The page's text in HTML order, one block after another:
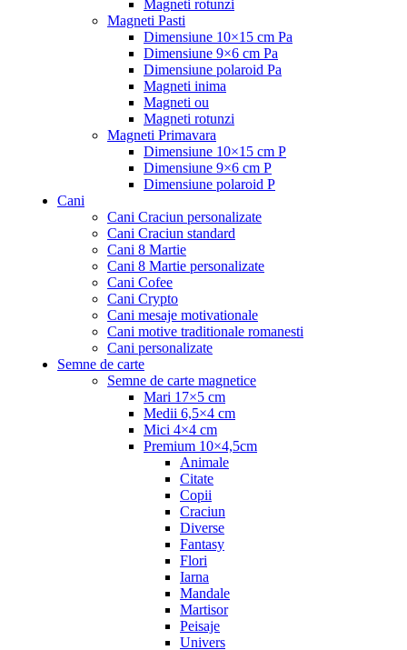
Magneti rotunzi
Magneti Pasti
Dimensiune 10×15 cm Pa
Dimensiune 9×6 cm Pa
Dimensiune polaroid Pa
Magneti inima
Magneti ou
Magneti rotunzi
Magneti Primavara
Dimensiune 10×15 cm P
Dimensiune 9×6 cm P
Dimensiune polaroid P
Cani
Cani Craciun personalizate
Cani Craciun standard
Cani 8 Martie
Cani 8 Martie personalizate
Cani Cofee
Cani Crypto
Cani mesaje motivationale
Cani motive traditionale romanesti
Cani personalizate
Semne de carte
Semne de carte magnetice
Mari 17×5 cm
Medii 6,5×4 cm
Mici 4×4 cm
Premium 10×4,5cm
Animale
Citate
Copii
Craciun
Diverse
Fantasy
Flori
Iarna
Mandale
Martisor
Peisaje
Univers